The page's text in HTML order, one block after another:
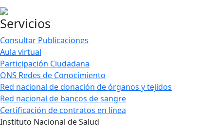
Servicios
Consultar Publicaciones
Aula virtual
Participación Ciudadana
ONS Redes de Conocimiento
Red nacional de donación de órganos y tejidos
Red nacional de bancos de sangre
Certificación de contratos en línea
Instituto Nacional de Salud